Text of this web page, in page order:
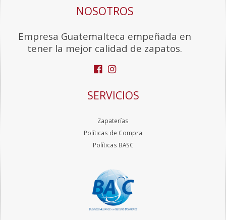
NOSOTROS
Empresa Guatemalteca empeñada en
tener la mejor calidad de zapatos.
SERVICIOS
Zapaterías
Políticas de Compra
Políticas BASC